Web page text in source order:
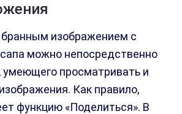
изображением с
можно непосредственно
умеющего просматривать и
Как правило,
функцию «Поделиться». В